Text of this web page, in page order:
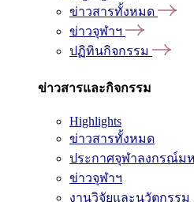
ข่าวสารทั้งหมด
ข่าวจุฬาฯ
ปฏิทินกิจกรรม
ข่าวสารและกิจกรรม
Highlights
ข่าวสารทั้งหมด
ประกาศจุฬาลงกรณ์ม
ข่าวจุฬาฯ
งานวิจัยและนวัตกรรม